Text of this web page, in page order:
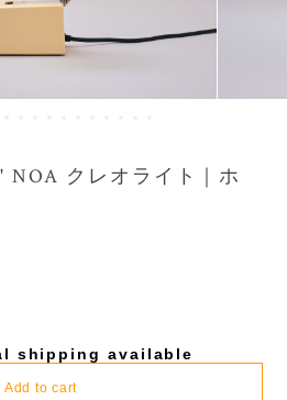
クレオライト｜ホ
shipping available
Add to cart